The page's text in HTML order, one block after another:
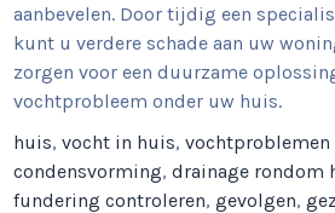
aanbevelen. Door tijdig een
kunt u verdere schade aan uw
zorgen voor een duurzame
vochtprobleem onder uw huis.
huis,vocht in huis,vochtproblemen
condensvorming,drainage rondom
fundering controleren,gevolgen,